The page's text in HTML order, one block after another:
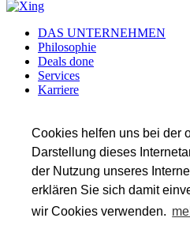
Cookies helfen uns bei der
Darstellung dieses
der Nutzung unseres
erklären Sie sich damit
wir Cookies verwenden.
DAS UNTERNEHMEN
Philosophie
Deals done
Services
Karriere
Insights
SERVICES
Transaktionsberatung
Wirtschaftsprüfung
Valuation & Financial